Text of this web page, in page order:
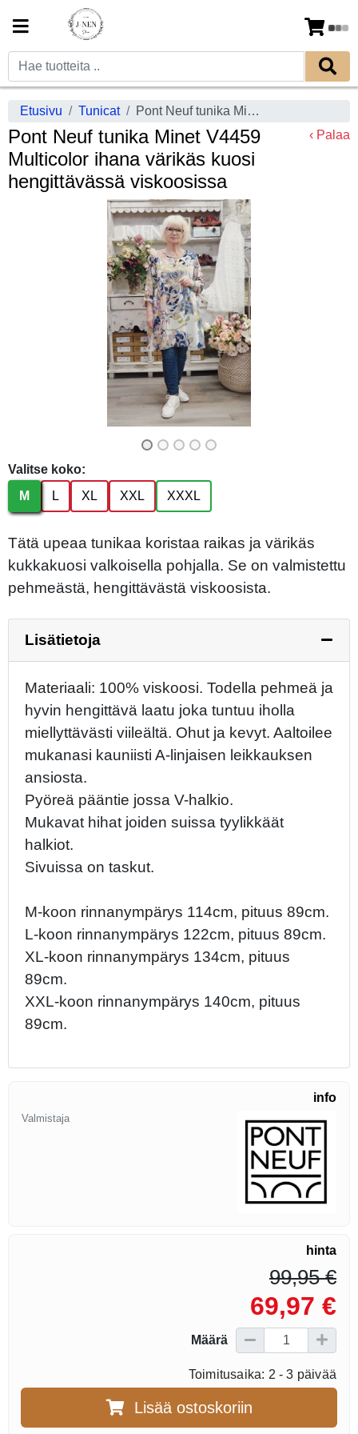
Etusivu Tunicat Pont Neuf tunika Minet V4459 Multicolor ihana värikäs kuosi hengittävässä viskoosissa
Pont Neuf tunika Minet V4459
Multicolor ihana värikäs kuosi
hengittävässä viskoosissa
‹ Palaa
Valitse koko:
M
L XL XXL XXXL
Tätä upeaa tunikaa koristaa raikas ja värikäs
kukkakuosi valkoisella pohjalla. Se on valmistettu
pehmeästä, hengittävästä viskoosista.
Lisätietoja
Materiaali: 100% viskoosi. Todella pehmeä ja
hyvin hengittävä laatu joka tuntuu iholla
miellyttävästi viileältä. Ohut ja kevyt. Aaltoilee
mukanasi kauniisti A-linjaisen leikkauksen
ansiosta.
Pyöreä pääntie jossa V-halkio.
Mukavat hihat joiden suissa tyylikkäät
halkiot.
Sivuissa on taskut.
M-koon rinnanympärys 114cm, pituus 89cm.
L-koon rinnanympärys 122cm, pituus 89cm.
XL-koon rinnanympärys 134cm, pituus
89cm.
XXL-koon rinnanympärys 140cm, pituus
89cm.
info
Valmistaja
hinta
99,95 €
69,97 €
Määrä
Toimitusaika: 2 - 3 päivää
Lisää ostoskoriin